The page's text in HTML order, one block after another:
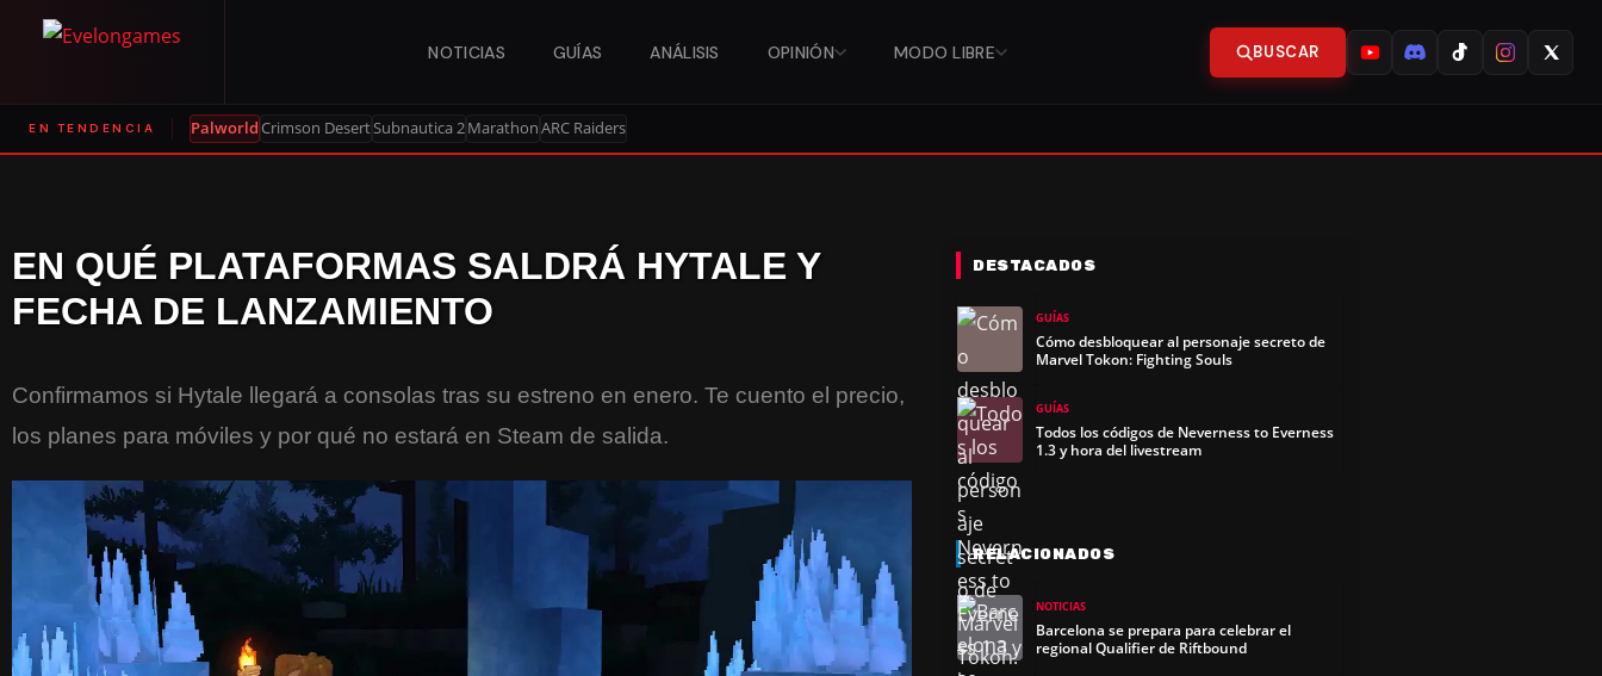
NOTICIAS GUÍAS ANÁLISIS OPINIÓN MODO LIBRE BUSCAR
EN TENDENCIA Palworld Crimson DesertSubnautica 2MarathonARC Raiders
EN QUÉ PLATAFORMAS SALDRÁ HYTALE Y
FECHA DE LANZAMIENTO
Confirmamos si Hytale llegará a consolas tras su estreno en enero. Te cuento el precio,
los planes para móviles y por qué no estará en Steam de salida.
DESTACADOS
GUÍAS
Cómo desbloquear al personaje secreto de
Marvel Tokon: Fighting Souls
GUÍAS
Todos los códigos de Neverness to Everness
1.3 y hora del livestream
RELACIONADOS
NOTICIAS
Barcelona se prepara para celebrar el
regional Qualifier de Riftbound